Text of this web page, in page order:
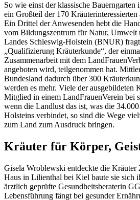
So wie einst der klassische Bauerngarten
ein Großteil der 170
Ein Drittel der Anwesenden hebt die
vom Bildungszentrum für Natur, Umwelt
Landes Schleswig-Holstein (BNUR)
„Qualifizierung Kräuterkunde“, der
Zusammenarbeit mit dem
angeboten wird, teilgenommen hat.
Bundesland dadurch über 300
werden es mehr. Viele der ausgebildeten
Mitglied in einem LandFrauenVerein bei
wenn die Landlust das ist, was die
Holsteins verbindet, so sind die Wege
zum Land zum Ausdruck bringen.
Kräuter für Körper,
Gisela Wroblewski entdeckte die Kräuter
Haus in Lilienthal bei Kiel baute sie sich
ärztlich geprüfte Gesundheitsberaterin
Lebensführung fängt bei gesunder